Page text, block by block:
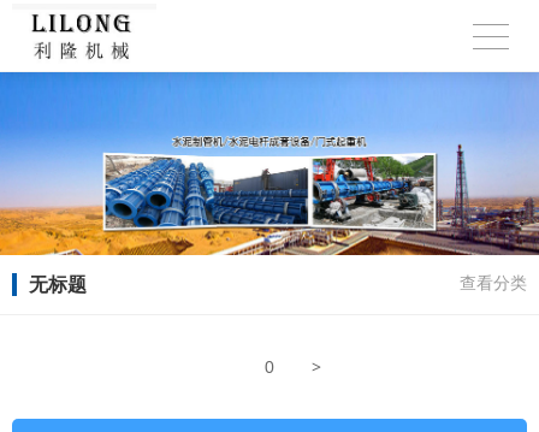
无标题 查看分类
0 >